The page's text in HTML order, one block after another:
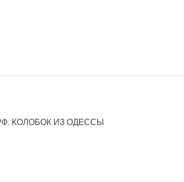
КОЛОБОК ИЗ ОДЕССЫ